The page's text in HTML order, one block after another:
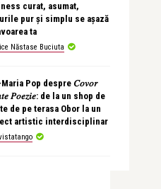
curat, asumat,
pur și simplu se așază
ta
Năstase Buciuta
Pop despre 𝐶𝑜𝑣𝑜𝑟
𝑃𝑜𝑒𝑧𝑖𝑒: de la un shop de
de pe terasa Obor la un
artistic interdisciplinar